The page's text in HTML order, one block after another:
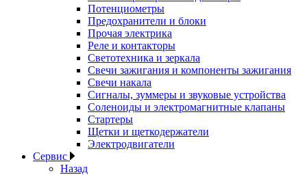
Потенциометры
Предохранители и блоки
Прочая электрика
Реле и контакторы
Светотехника и зеркала
Свечи зажигания и компоненты зажигания
Свечи накала
Сигналы, зуммеры и звуковые устройства
Соленоиды и электромагнитные клапаны
Стартеры
Щетки и щеткодержатели
Электродвигатели
Сервис
Назад